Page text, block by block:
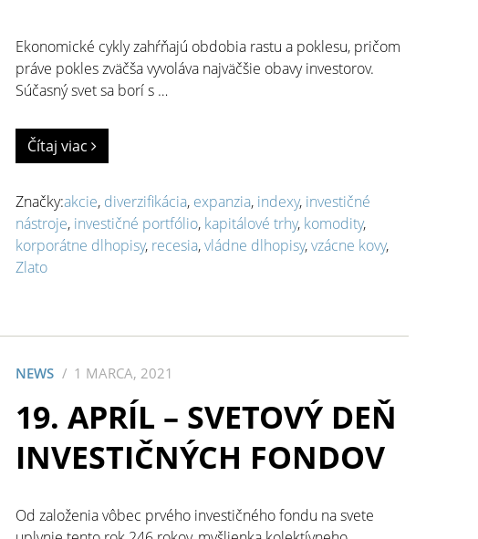
Ekonomické cykly zahŕňajú obdobia rastu a poklesu, pričom
práve pokles zväčša vyvoláva najväčšie obavy investorov.
Súčasný svet sa borí s …
Čítaj viac
Značky:akcie, diverzifikácia, expanzia, indexy, investičné
nástroje, investičné portfólio, kapitálové trhy, komodity,
korporátne dlhopisy, recesia,vládne dlhopisy,vzácne kovy,
Zlato
NEWS 1 MARCA, 2021
19. APRÍL – SVETOVÝ DEŇ
INVESTIČNÝCH FONDOV
Od založenia vôbec prvého investičného fondu na svete